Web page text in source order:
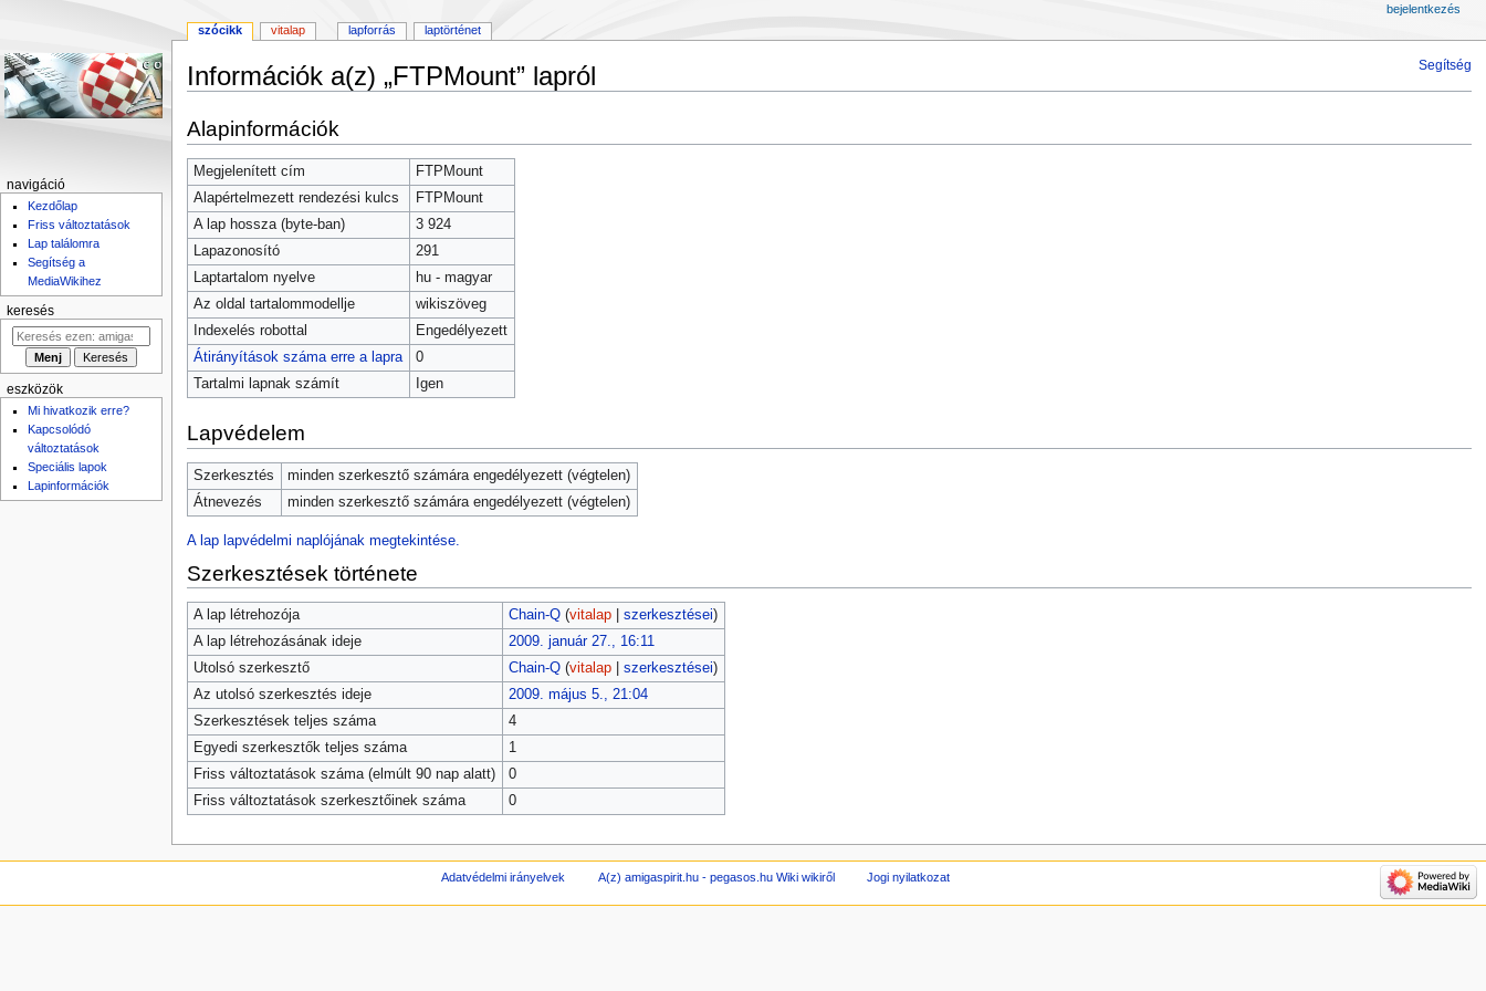
Segítség
Információk a(z) „FTPMount” lapról
a
navigációhoz
a
kereséshez
Alapinformációk
Megjelenített cím
FTPMount
Alapértelmezett rendezési kulcs
FTPMount
A lap hossza (byte-ban)
3 924
Lapazonosító
291
Laptartalom nyelve
hu - magyar
Az oldal tartalommodellje
wikiszöveg
Indexelés robottal
Engedélyezett
Átirányítások száma erre a lapra
0
Tartalmi lapnak számít
Igen
Lapvédelem
Szerkesztés
minden szerkesztő számára engedélyezett (végtelen)
Átnevezés
minden szerkesztő számára engedélyezett (végtelen)
A lap lapvédelmi naplójának megtekintése.
Szerkesztések története
A lap létrehozója Chain-Q (vitalap| szerkesztései)
A lap létrehozásának ideje
2009. január 27., 16:11
Utolsó szerkesztő
Chain-Q (vitalap| szerkesztései)
Az utolsó szerkesztés ideje
2009. május 5., 21:04
Szerkesztések teljes száma
4
Egyedi szerkesztők teljes száma
1
Friss változtatások száma (elmúlt 90 nap alatt)
0
Friss változtatások szerkesztőinek száma
0
szócikk vitalap lapforrás laptörténet
bejelentkezés
navigáció
Kezdőlap
Friss változtatások
Lap találomra
Segítség a
MediaWikihez
keresés
eszközök
Mi hivatkozik erre?
Kapcsolódó
változtatások
Speciális lapok
Lapinformációk
Adatvédelmi irányelvek A(z) amigaspirit.hu - pegasos.hu Wiki wikiről Jogi nyilatkozat